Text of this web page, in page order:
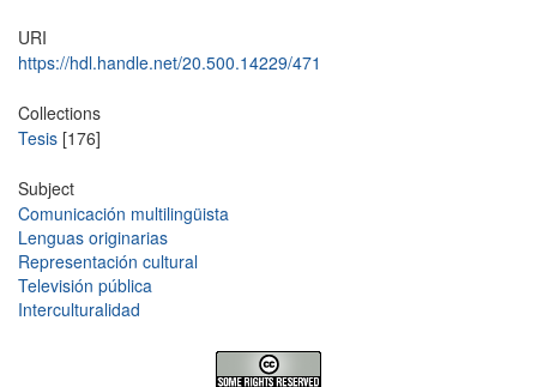
URI
https://hdl.handle.net/20.500.14229/471
Collections
Tesis [176]
Subject
Comunicación multilingüista
Lenguas originarias
Representación cultural
Televisión pública
Interculturalidad